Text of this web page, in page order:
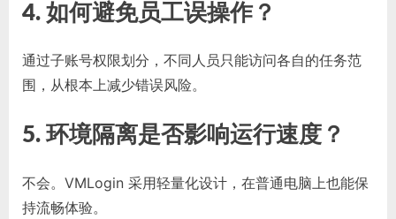
4. 如何避免员工误操作？
通过子账号权限划分，不同人员只能访问各自的任务范
围，从根本上减少错误风险。
5. 环境隔离是否影响运行速度？
不会。VMLogin 采用轻量化设计，在普通电脑上也能保
持流畅体验。